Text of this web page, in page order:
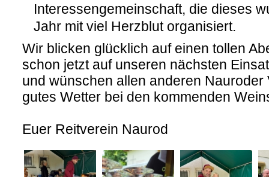
Interessengemeinschaft, die dieses
Jahr mit viel Herzblut organisiert.
Wir blicken glücklich auf einen tollen
schon jetzt auf unseren nächsten
und wünschen allen anderen Nauroder
gutes Wetter bei den kommenden
Euer Reitverein Naurod